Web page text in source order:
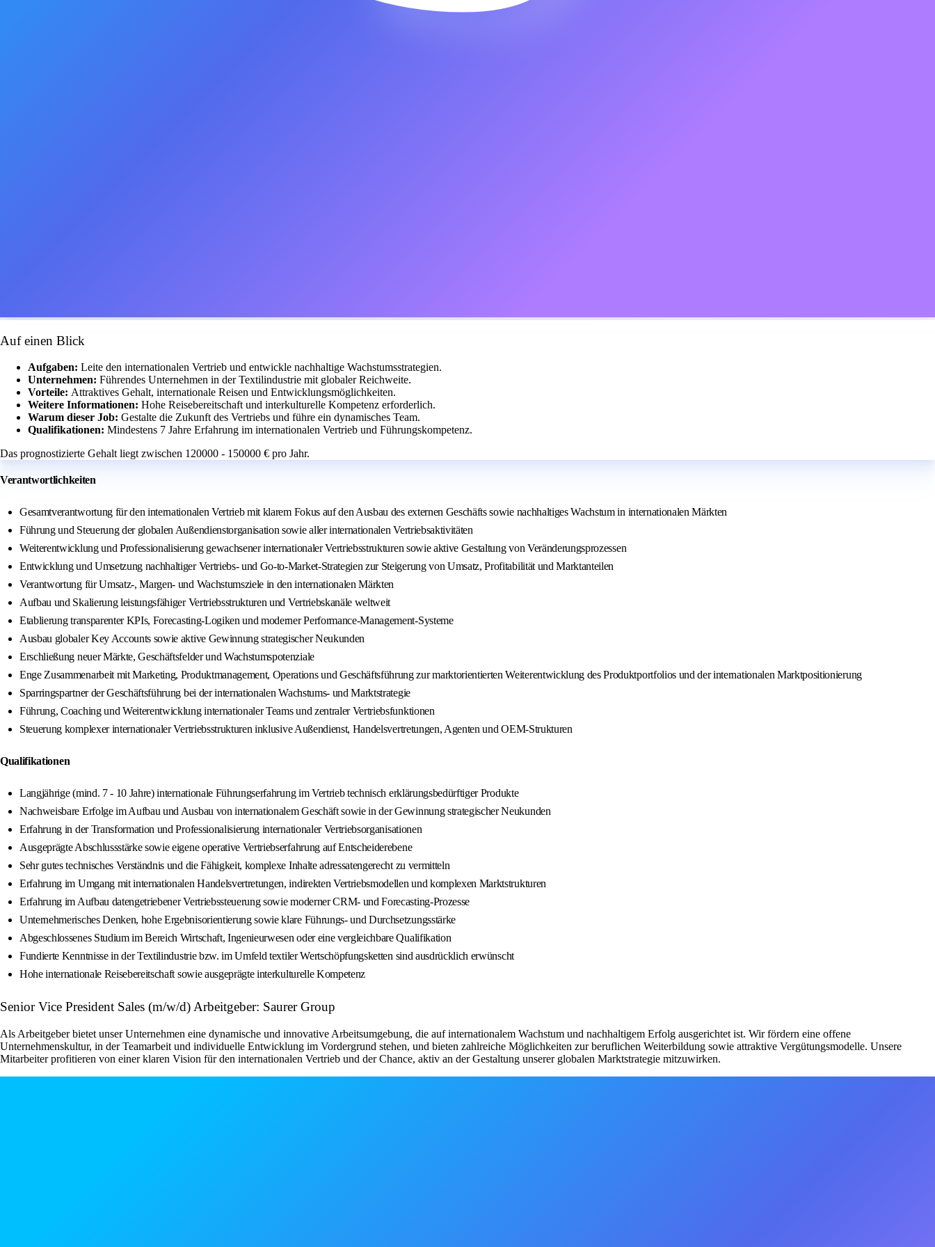
Auf einen Blick
Aufgaben: Leite den internationalen Vertrieb und entwickle nachhaltige Wachstumsstrategien.
Unternehmen: Führendes Unternehmen in der Textilindustrie mit globaler Reichweite.
Vorteile: Attraktives Gehalt, internationale Reisen und Entwicklungsmöglichkeiten.
Weitere Informationen: Hohe Reisebereitschaft und interkulturelle Kompetenz erforderlich.
Warum dieser Job: Gestalte die Zukunft des Vertriebs und führe ein dynamisches Team.
Qualifikationen: Mindestens 7 Jahre Erfahrung im internationalen Vertrieb und Führungskompetenz.
Das prognostizierte Gehalt liegt zwischen 120000 - 150000 € pro Jahr.
Verantwortlichkeiten
Gesamtverantwortung für den internationalen Vertrieb mit klarem Fokus auf den Ausbau des externen Geschäfts sowie nachhaltiges Wachstum in internationalen Märkten
Führung und Steuerung der globalen Außendienstorganisation sowie aller internationalen Vertriebsaktivitäten
Weiterentwicklung und Professionalisierung gewachsener internationaler Vertriebsstrukturen sowie aktive Gestaltung von Veränderungsprozessen
Entwicklung und Umsetzung nachhaltiger Vertriebs- und Go-to-Market-Strategien zur Steigerung von Umsatz, Profitabilität und Marktanteilen
Verantwortung für Umsatz-, Margen- und Wachstumsziele in den internationalen Märkten
Aufbau und Skalierung leistungsfähiger Vertriebsstrukturen und Vertriebskanäle weltweit
Etablierung transparenter KPIs, Forecasting-Logiken und moderner Performance-Management-Systeme
Ausbau globaler Key Accounts sowie aktive Gewinnung strategischer Neukunden
Erschließung neuer Märkte, Geschäftsfelder und Wachstumspotenziale
Enge Zusammenarbeit mit Marketing, Produktmanagement, Operations und Geschäftsführung zur marktorientierten Weiterentwicklung des Produktportfolios und der internationalen Marktpositionierung
Sparringspartner der Geschäftsführung bei der internationalen Wachstums- und Marktstrategie
Führung, Coaching und Weiterentwicklung internationaler Teams und zentraler Vertriebsfunktionen
Steuerung komplexer internationaler Vertriebsstrukturen inklusive Außendienst, Handelsvertretungen, Agenten und OEM-Strukturen
Qualifikationen
Langjährige (mind. 7 - 10 Jahre) internationale Führungserfahrung im Vertrieb technisch erklärungsbedürftiger Produkte
Nachweisbare Erfolge im Aufbau und Ausbau von internationalem Geschäft sowie in der Gewinnung strategischer Neukunden
Erfahrung in der Transformation und Professionalisierung internationaler Vertriebsorganisationen
Ausgeprägte Abschlussstärke sowie eigene operative Vertriebserfahrung auf Entscheiderebene
Sehr gutes technisches Verständnis und die Fähigkeit, komplexe Inhalte adressatengerecht zu vermitteln
Erfahrung im Umgang mit internationalen Handelsvertretungen, indirekten Vertriebsmodellen und komplexen Marktstrukturen
Erfahrung im Aufbau datengetriebener Vertriebssteuerung sowie moderner CRM- und Forecasting-Prozesse
Unternehmerisches Denken, hohe Ergebnisorientierung sowie klare Führungs- und Durchsetzungsstärke
Abgeschlossenes Studium im Bereich Wirtschaft, Ingenieurwesen oder eine vergleichbare Qualifikation
Fundierte Kenntnisse in der Textilindustrie bzw. im Umfeld textiler Wertschöpfungsketten sind ausdrücklich erwünscht
Hohe internationale Reisebereitschaft sowie ausgeprägte interkulturelle Kompetenz
Senior Vice President Sales (m/w/d) Arbeitgeber: Saurer Group
Als Arbeitgeber bietet unser Unternehmen eine dynamische und innovative Arbeitsumgebung, die auf internationalem Wachstum und nachhaltigem Erfolg ausgerichtet ist. Wir fördern eine offene
Unternehmenskultur, in der Teamarbeit und individuelle Entwicklung im Vordergrund stehen, und bieten zahlreiche Möglichkeiten zur beruflichen Weiterbildung sowie attraktive Vergütungsmodelle. Unsere
Mitarbeiter profitieren von einer klaren Vision für den internationalen Vertrieb und der Chance, aktiv an der Gestaltung unserer globalen Marktstrategie mitzuwirken.